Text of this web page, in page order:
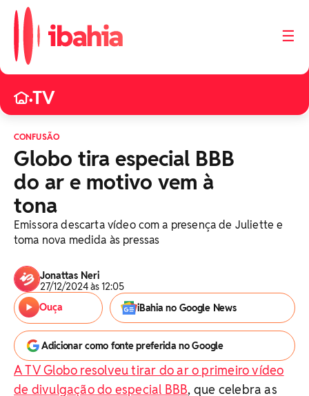
☰
•TV
CONFUSÃO
Globo tira especial BBB
do ar e motivo vem à
tona
Emissora descarta vídeo com a presença de Juliette e
toma nova medida às pressas
Jonattas Neri
27/12/2024 às 12:05
Ouça
iBahia no Google News
Adicionar como fonte preferida no Google
A TV Globo resolveu tirar do ar o primeiro vídeo
de divulgação do especial BBB, que celebra as